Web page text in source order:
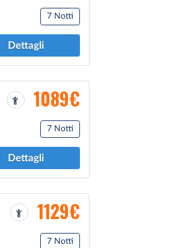
7 Notti
Dettagli
1089€
7 Notti
Dettagli
1129€
7 Notti